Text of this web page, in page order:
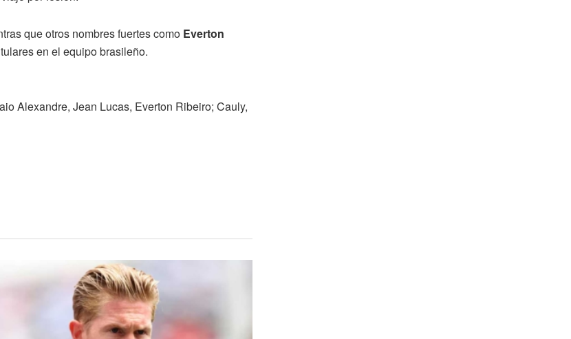
que otros nombres fuertes como Everton
en el equipo brasileño.
Alexandre, Jean Lucas, Everton Ribeiro; Cauly,